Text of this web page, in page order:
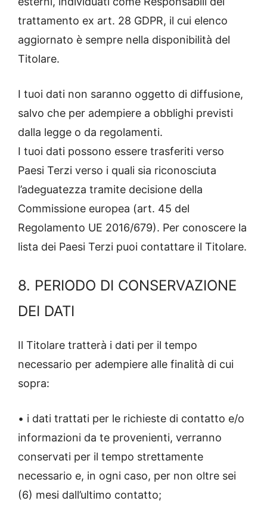
trattamento ex art. 28 GDPR, il cui elenco
aggiornato è sempre nella disponibilità del
Titolare.
I tuoi dati non saranno oggetto di diffusione,
salvo che per adempiere a obblighi previsti
dalla legge o da regolamenti.
I tuoi dati possono essere trasferiti verso
Paesi Terzi verso i quali sia riconosciuta
l’adeguatezza tramite decisione della
Commissione europea (art. 45 del
Regolamento UE 2016/679). Per conoscere la
lista dei Paesi Terzi puoi contattare il Titolare.
8. PERIODO DI CONSERVAZIONE
DEI DATI
Il Titolare tratterà i dati per il tempo
necessario per adempiere alle finalità di cui
sopra:
• i dati trattati per le richieste di contatto e/o
informazioni da te provenienti, verranno
conservati per il tempo strettamente
necessario e, in ogni caso, per non oltre sei
(6) mesi dall’ultimo contatto;